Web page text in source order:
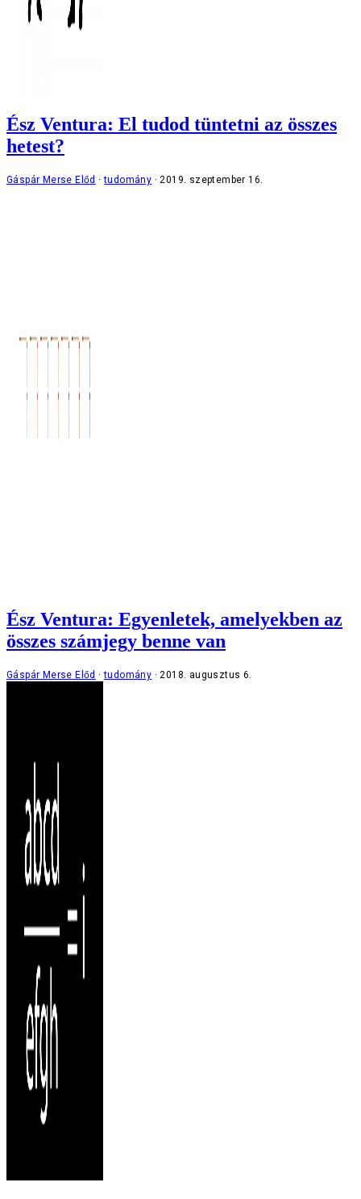
Ész Ventura: El tudod tüntetni az összes
hetest?
Gáspár Merse Előd tudomány 2019. szeptember 16.
Ész Ventura: Egyenletek, amelyekben az
összes számjegy benne van
Gáspár Merse Előd tudomány 2018. augusztus 6.